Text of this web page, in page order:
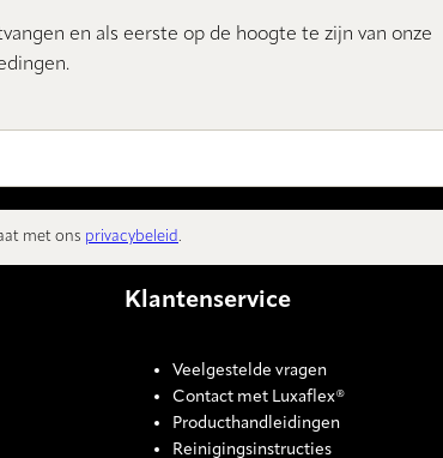
en als eerste op de hoogte te zijn van onze
met ons privacybeleid.
Klantenservice
Veelgestelde vragen
Contact met Luxaflex®
Producthandleidingen
Reinigingsinstructies